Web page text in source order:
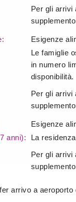
Per gli arrivi
Esigenze
Le famiglie
in numero
disponibilità.
Per gli arrivi
Esigenze
anni):
La
Per gli arrivi
arrivo a